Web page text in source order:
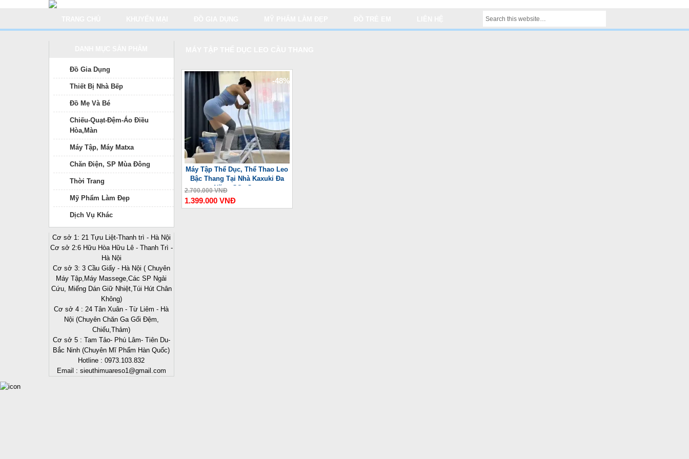
-48%
Máy Tập Thể Dục, Thể Thao Leo
Bậc Thang Tại Nhà Kaxuki Đa
Năng Gấp Gọn
2.700.000 VNĐ
1.399.000 VNĐ
Đồ Gia Dụng
Thiết Bị Nhà Bếp
Đồ Mẹ Và Bé
Chiếu-Quạt-Đệm-Áo Điều
Hòa,Màn
Máy Tập, Máy Matxa
Chăn Điện, SP Mùa Đông
Thời Trang
Mỹ Phẩm Làm Đẹp
Dịch Vụ Khác
Cơ sở 1: 21 Tựu Liệt-Thanh trì - Hà Nội
Cơ sở 2:6 Hữu Hòa Hữu Lê - Thanh Trì -
Hà Nội
Cơ sở 3: 3 Cầu Giấy - Hà Nội ( Chuyên
Máy Tập,Máy Massege,Các SP Ngải
Cứu, Miếng Dán Giữ Nhiệt,Túi Hút Chân
Không)
Cơ sở 4 : 24 Tân Xuân - Từ Liêm - Hà
Nội (Chuyên Chăn Ga Gối Đệm,
Chiếu,Thảm)
Cơ sở 5 : Tam Tảo- Phú Lâm- Tiên Du-
Bắc Ninh (Chuyên Mĩ Phẩm Hàn Quốc)
Hotline : 0973.103.832
Email : sieuthimuareso1@gmail.com